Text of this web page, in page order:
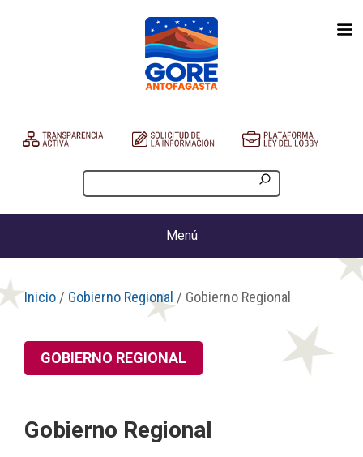
Menú
Inicio / Gobierno Regional / Gobierno Regional
GOBIERNO REGIONAL
Gobierno Regional